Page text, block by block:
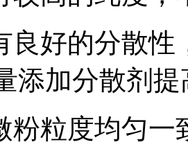
良好的分散性
添加分散剂
粉粒度均匀一